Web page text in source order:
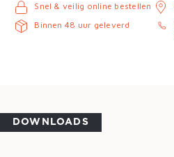
Snel & veilig online bestellen
Binnen 48 uur geleverd
DOWNLOADS